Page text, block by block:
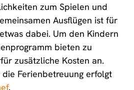
zum Spielen und
Ausflügen ist für
dabei. Um den Kindern
bieten zu
zusätzliche Kosten an.
Ferienbetreuung erfolgt
.